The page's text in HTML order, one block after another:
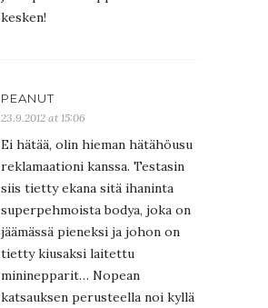
kesken!
PEANUT
23.9.2012 at 15:06
Ei hätää, olin hieman hätähöusu
reklamaationi kanssa. Testasin
siis tietty ekana sitä ihaninta
superpehmoista bodya, joka on
jäämässä pieneksi ja johon on
tietty kiusaksi laitettu
mininepparit… Nopean
katsauksen perusteella noi kyllä